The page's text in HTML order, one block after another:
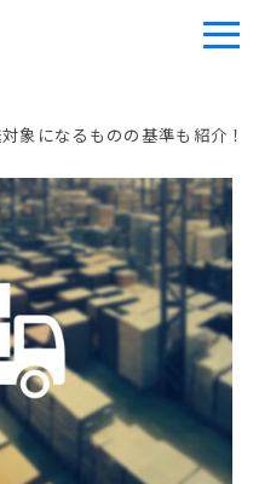
象になるものの基準も紹介！